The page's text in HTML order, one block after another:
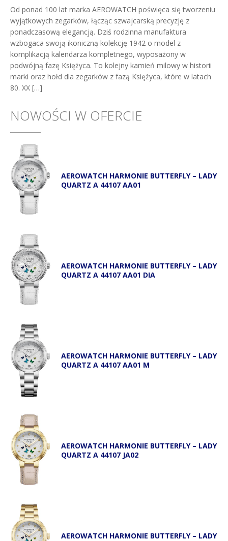
Od ponad 100 lat marka AEROWATCH poświęca się tworzeniu
wyjątkowych zegarków, łącząc szwajcarską precyzję z
ponadczasową elegancją. Dziś rodzinna manufaktura
wzbogaca swoją ikoniczną kolekcję 1942 o model z
komplikacją kalendarza kompletnego, wyposażony w
podwójną fazę Księżyca. To kolejny kamień milowy w historii
marki oraz hołd dla zegarków z fazą Księżyca, które w latach
80. XX […]
NOWOŚCI W OFERCIE
AEROWATCH HARMONIE BUTTERFLY – LADY
QUARTZ A 44107 AA01
AEROWATCH HARMONIE BUTTERFLY – LADY
QUARTZ A 44107 AA01 DIA
AEROWATCH HARMONIE BUTTERFLY – LADY
QUARTZ A 44107 AA01 M
AEROWATCH HARMONIE BUTTERFLY – LADY
QUARTZ A 44107 JA02
AEROWATCH HARMONIE BUTTERFLY – LADY